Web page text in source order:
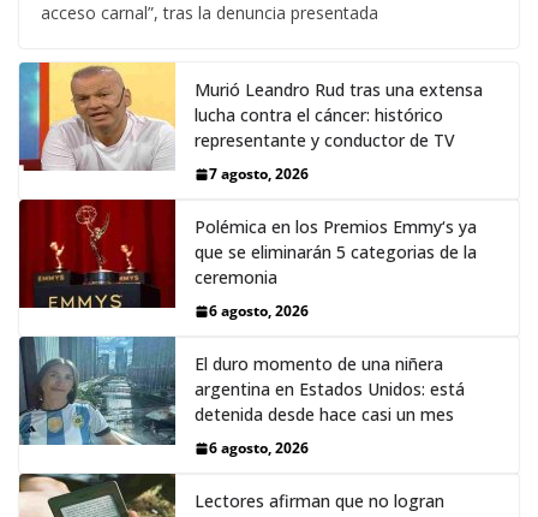
acceso carnal”, tras la denuncia presentada
Murió Leandro Rud tras una extensa
lucha contra el cáncer: histórico
representante y conductor de TV
7 agosto, 2026
Polémica en los Premios Emmy‘s ya
que se eliminarán 5 categorias de la
ceremonia
6 agosto, 2026
El duro momento de una niñera
argentina en Estados Unidos: está
detenida desde hace casi un mes
6 agosto, 2026
Lectores afirman que no logran